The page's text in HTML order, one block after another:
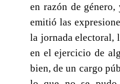
en razón de
emitió las
la jornada electoral,
en el ejercicio de
bien, de un cargo